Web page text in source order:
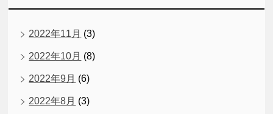
2022年11月 (3)
2022年10月 (8)
2022年9月 (6)
2022年8月 (3)